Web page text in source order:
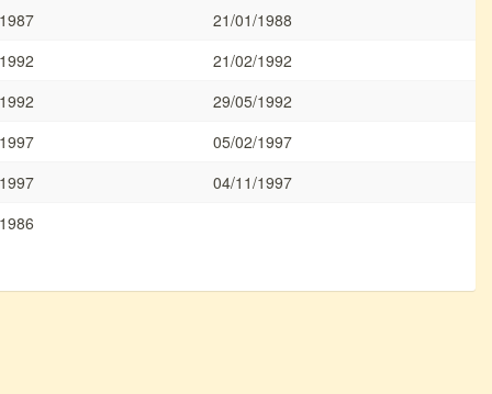
21/01/1988
21/02/1992
29/05/1992
05/02/1997
04/11/1997